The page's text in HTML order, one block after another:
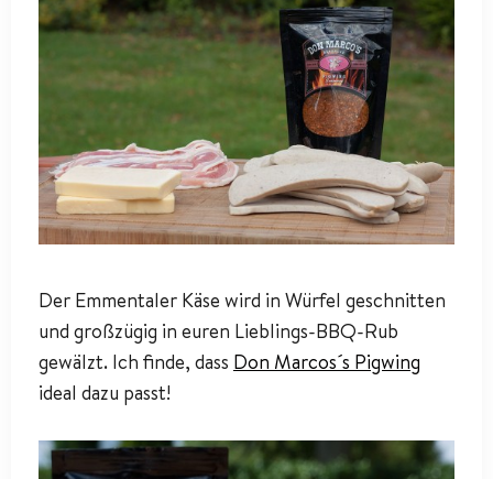
Der Emmentaler Käse wird in Würfel geschnitten
und großzügig in euren Lieblings-BBQ-Rub
gewälzt. Ich finde, dass Don Marcos´s Pigwing
ideal dazu passt!